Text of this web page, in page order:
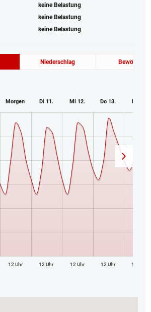
keine Belastung
keine Belastung
keine Belastung
Niederschlag Bewölkung
Morgen Di 11. Mi 12. Do 13. Fr 14.
12 Uhr 12 Uhr 12 Uhr 12 Uhr 12 Uhr